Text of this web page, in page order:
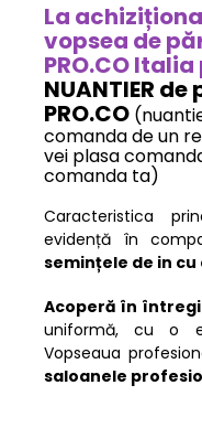
La
vopsea de
PRO.CO
NUANTIER
PRO.CO
comanda de un
vei plasa
comanda ta)
Caracteristica
evidență în
semințele de in
Acoperă în
uniformă, cu o
Vopseaua
saloanele